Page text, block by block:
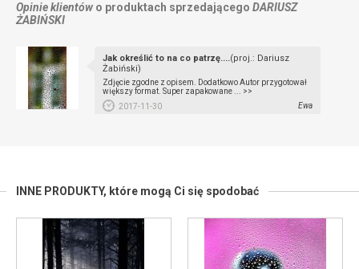
Opinie klientów o produktach sprzedającego DARIUSZ
ŻABIŃSKI
Jak określić to na co patrzę....(proj.: Dariusz
Żabiński)
Zdjęcie zgodne z opisem. Dodatkowo Autor przygotował
większy format. Super zapakowane ... >>
2017-11-30
Ewa
INNE PRODUKTY, które mogą Ci się spodobać